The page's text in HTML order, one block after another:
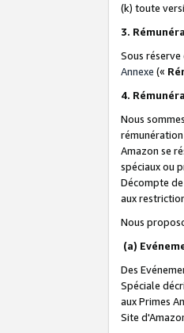
(k) toute
3.
Sous
Annexe («
4.
Nous
Amazon se
spéciaux ou
Décompte
aux
Nous
(a)
Des
Spéciale
aux Primes
Site